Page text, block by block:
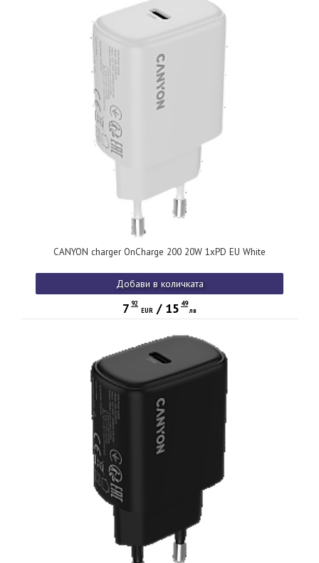
CANYON charger OnCharge 200 20W 1xPD EU White
Добави в количката
7 92
EUR / 15 49
лв